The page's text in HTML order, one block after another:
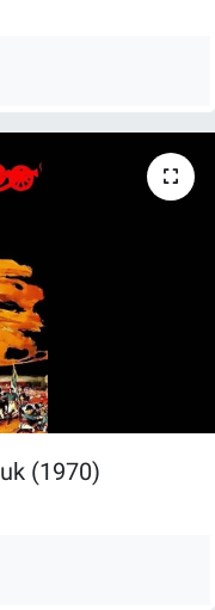
(1970)